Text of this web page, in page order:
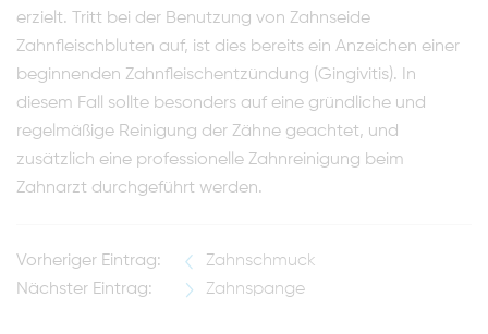
erzielt. Tritt bei der Benutzung von Zahnseide
Zahnfleischbluten auf, ist dies bereits ein Anzeichen einer
beginnenden Zahnfleischentzündung (Gingivitis). In
diesem Fall sollte besonders auf eine gründliche und
regelmäßige Reinigung der Zähne geachtet, und
zusätzlich eine professionelle Zahnreinigung beim
Zahnarzt durchgeführt werden.
Vorheriger Eintrag:
Zahnschmuck
Nächster Eintrag:
Zahnspange